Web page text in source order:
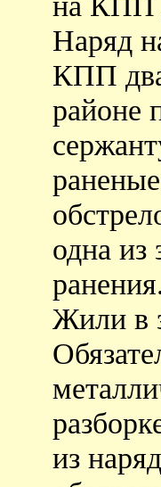
Наряд
КПП
районе
одна из
Жили в
из